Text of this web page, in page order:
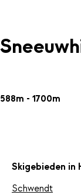
588m - 1700m
Skigebieden in
Schwendt